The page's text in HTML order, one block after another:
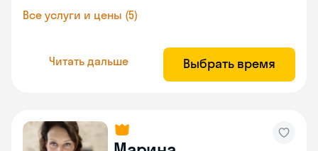
Все услуги и цены (5)
Читать дальше Выбрать время